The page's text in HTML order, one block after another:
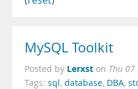
MySQL Toolkit
Posted by Lerxst on Thu 07
Tags: sql, database, DBA,